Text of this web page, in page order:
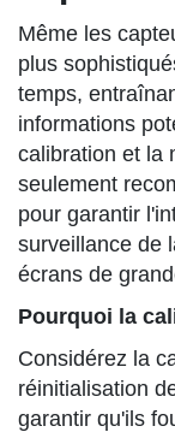
Même les
plus
temps,
informations
calibration et la
seulement
pour garantir
surveillance de
écrans de
Pourquoi la
Considérez la
réinitialisation
garantir qu'ils